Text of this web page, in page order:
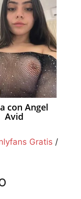
con Angel
Avid
Gratis /